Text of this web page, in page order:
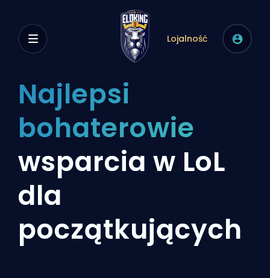
Lojalność
Najlepsi
bohaterowie
wsparcia w LoL
dla
początkujących